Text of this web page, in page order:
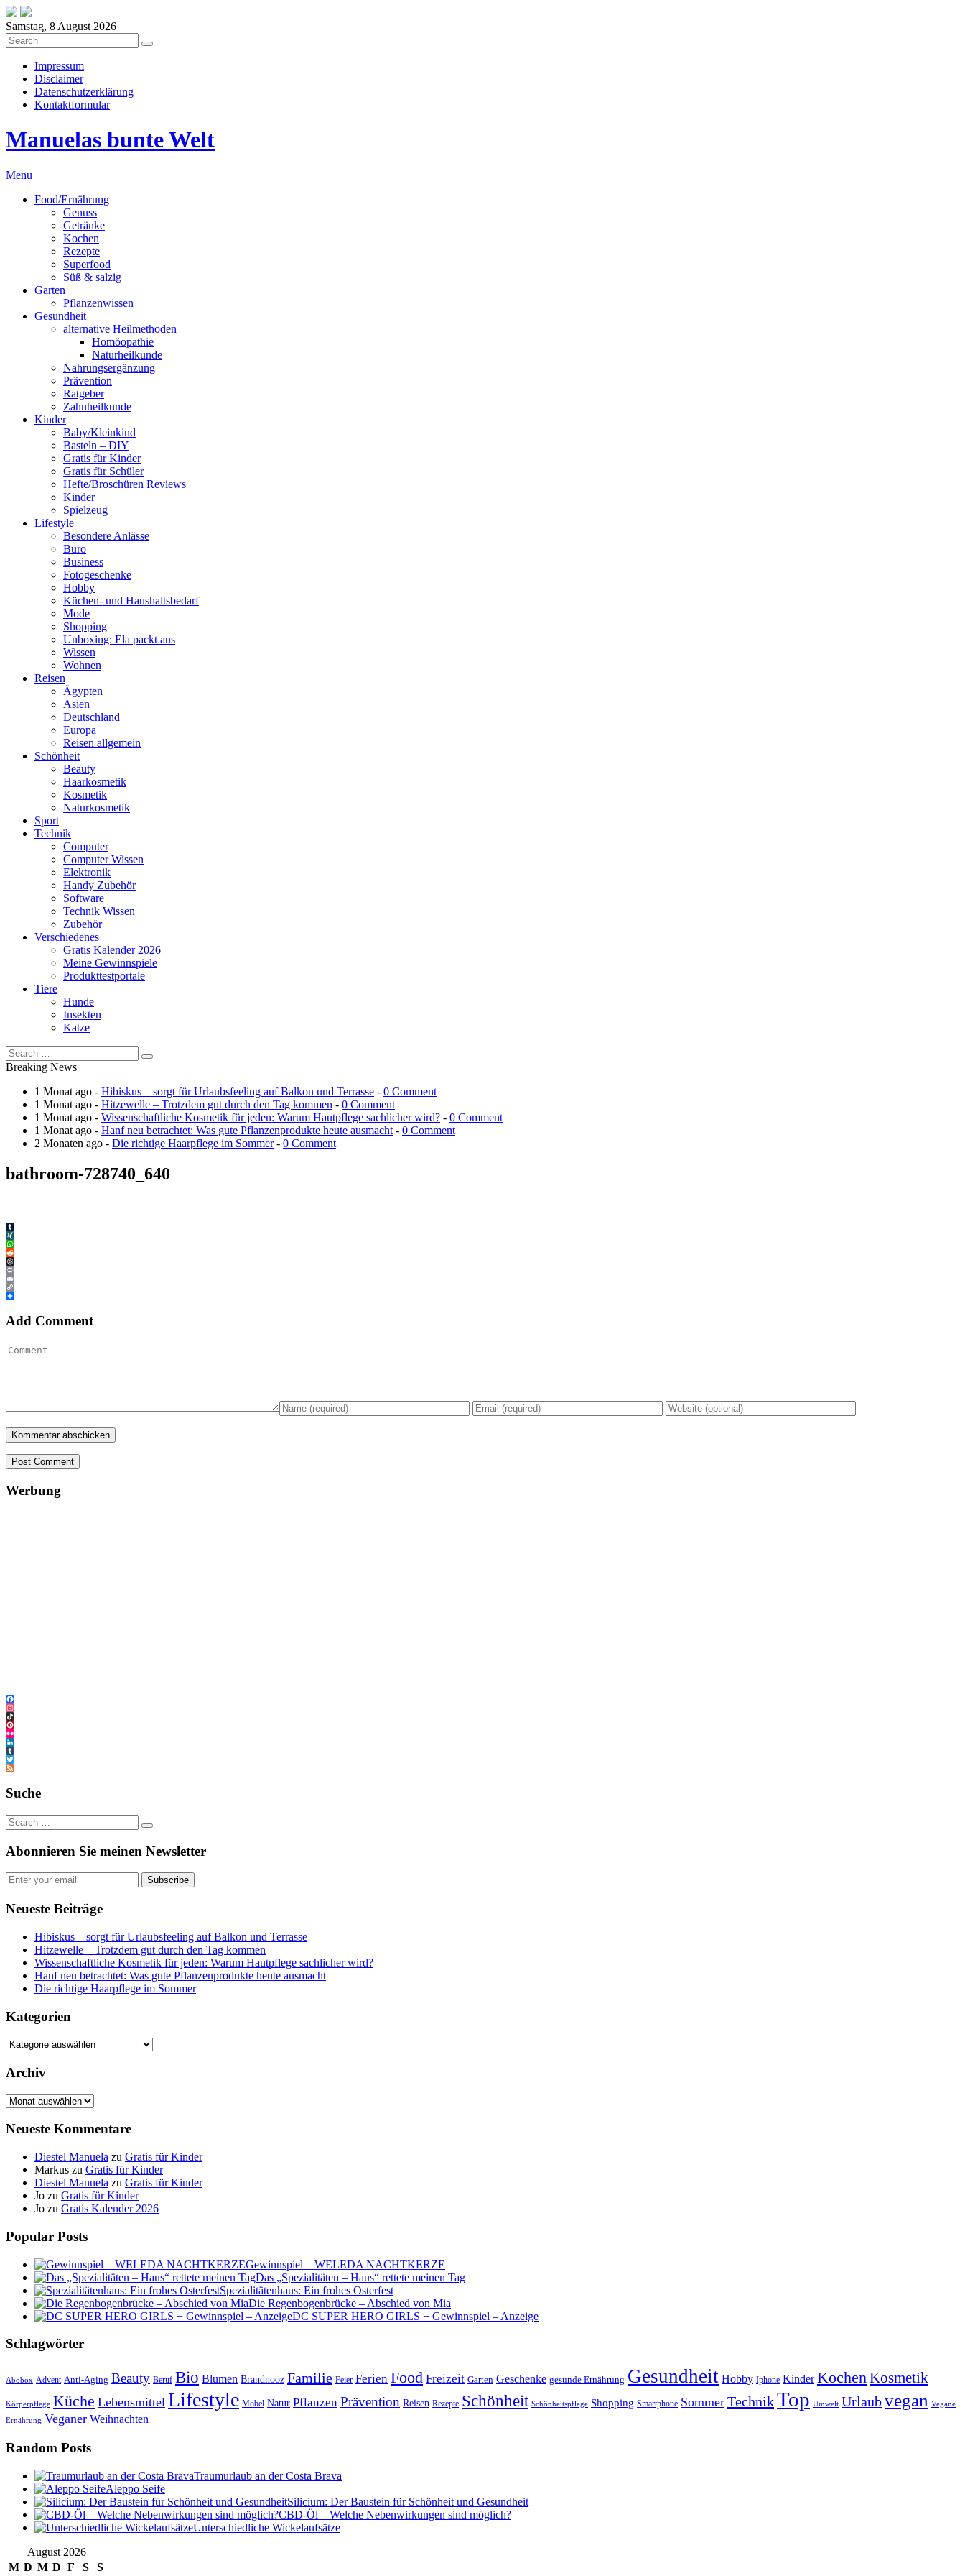
Samstag, 8 August 2026
Impressum
Disclaimer
Datenschutzerklärung
Kontaktformular
Manuelas bunte Welt
Menu
Food/Ernährung
Genuss
Getränke
Kochen
Rezepte
Superfood
Süß & salzig
Garten
Pflanzenwissen
Gesundheit
alternative Heilmethoden
Homöopathie
Naturheilkunde
Nahrungsergänzung
Prävention
Ratgeber
Zahnheilkunde
Kinder
Baby/Kleinkind
Basteln – DIY
Gratis für Kinder
Gratis für Schüler
Hefte/Broschüren Reviews
Kinder
Spielzeug
Lifestyle
Besondere Anlässe
Büro
Business
Fotogeschenke
Hobby
Küchen- und Haushaltsbedarf
Mode
Shopping
Unboxing: Ela packt aus
Wissen
Wohnen
Reisen
Ägypten
Asien
Deutschland
Europa
Reisen allgemein
Schönheit
Beauty
Haarkosmetik
Kosmetik
Naturkosmetik
Sport
Technik
Computer
Computer Wissen
Elektronik
Handy Zubehör
Software
Technik Wissen
Zubehör
Verschiedenes
Gratis Kalender 2026
Meine Gewinnspiele
Produkttestportale
Tiere
Hunde
Insekten
Katze
Breaking News
1 Monat ago - Hibiskus – sorgt für Urlaubsfeeling auf Balkon und Terrasse - 0 Comment
1 Monat ago - Hitzewelle – Trotzdem gut durch den Tag kommen - 0 Comment
1 Monat ago - Wissenschaftliche Kosmetik für jeden: Warum Hautpflege sachlicher wird? - 0 Comment
1 Monat ago - Hanf neu betrachtet: Was gute Pflanzenprodukte heute ausmacht - 0 Comment
2 Monaten ago - Die richtige Haarpflege im Sommer- 0 Comment
bathroom-728740_640
Tumblr
XING
WhatsApp
Reddit
Threads
Print
Email
Copy
Link
Teilen
Add Comment
Post Comment
Werbung
Facebook
Instagram
TikTok
Pinterest
Flickr
LinkedIn
Tumblr
Twitter
Feed
Suche
Abonnieren Sie meinen Newsletter
Subscribe
Neueste Beiträge
Hibiskus – sorgt für Urlaubsfeeling auf Balkon und Terrasse
Hitzewelle – Trotzdem gut durch den Tag kommen
Wissenschaftliche Kosmetik für jeden: Warum Hautpflege sachlicher wird?
Hanf neu betrachtet: Was gute Pflanzenprodukte heute ausmacht
Die richtige Haarpflege im Sommer
Kategorien
Kategorien
Archiv
Archiv
Neueste Kommentare
Diestel Manuela zu Gratis für Kinder
Markus zu Gratis für Kinder
Diestel Manuela zu Gratis für Kinder
Jo zu Gratis für Kinder
Jo zu Gratis Kalender 2026
Popular Posts
Gewinnspiel – WELEDA NACHTKERZE
Das „Spezialitäten – Haus“ rettete meinen Tag
Spezialitätenhaus: Ein frohes Osterfest
Die Regenbogenbrücke – Abschied von Mia
DC SUPER HERO GIRLS + Gewinnspiel – Anzeige
Schlagwörter
Abobox Advent Anti-Aging Beauty Beruf Bio Blumen Brandnooz Familie Feier Ferien Food Freizeit Garten Geschenke gesunde Ernährung Gesundheit Hobby Iphone Kinder KochenKosmetik
Körperpflege Küche Lebensmittel Lifestyle Möbel Natur Pflanzen Prävention Reisen Rezepte Schönheit Schönheitspflege Shopping Smartphone Sommer TechnikTop Umwelt Urlaubvegan Vegane
Ernährung Veganer Weihnachten
Random Posts
Traumurlaub an der Costa Brava
Aleppo Seife
Silicium: Der Baustein für Schönheit und Gesundheit
CBD-Öl – Welche Nebenwirkungen sind möglich?
Unterschiedliche Wickelaufsätze
August 2026
M D M D F S S